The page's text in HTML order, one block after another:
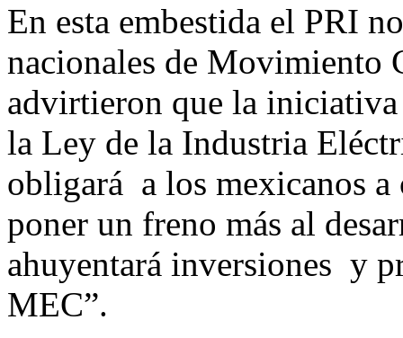
En esta embestida el PRI
nacionales de Movimiento
advirtieron que la
la Ley de la Industria
obligará a los mexicanos
poner un freno más al
ahuyentará inversiones y
MEC”.